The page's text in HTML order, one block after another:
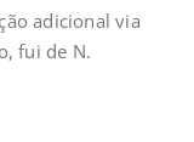
adicional via
fui de N.